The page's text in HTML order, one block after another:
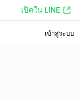
เปิดใน LINE
เข้าสู่ระบบ